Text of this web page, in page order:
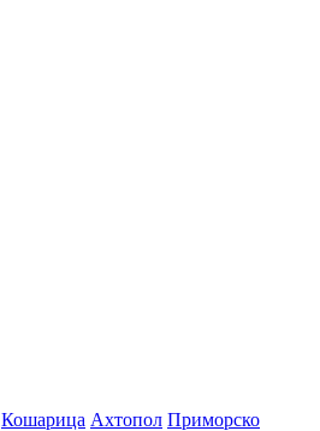
Кошарица Ахтопол Приморско